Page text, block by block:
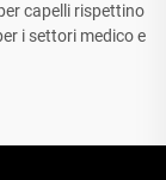
capelli rispettino
i settori medico e